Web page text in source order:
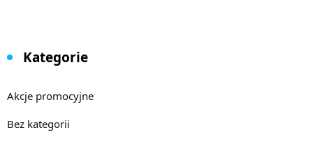
Kategorie
Akcje promocyjne
Bez kategorii